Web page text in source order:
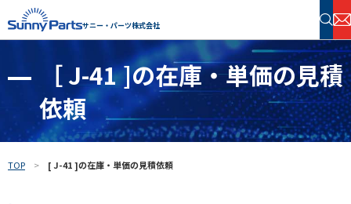
サニー・パーツ株式会社
半導体・電子部品 在庫検索
フリーワードで探す
［ J-41 ]の在庫・単価の見積
依頼
TOP [ J-41 ]の在庫・単価の見積依頼